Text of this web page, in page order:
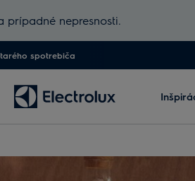
nepresnosti.
spotrebiča